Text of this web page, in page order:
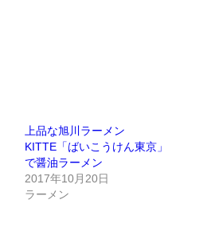
上品な旭川ラーメン
KITTE「ばいこうけん東京」
で醤油ラーメン
2017年10月20日
ラーメン